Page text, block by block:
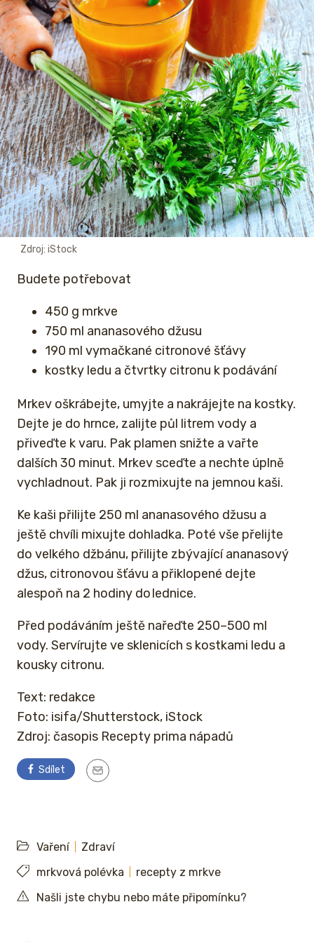
Zdroj: iStock
Budete potřebovat
450 g mrkve
750 ml ananasového džusu
190 ml vymačkané citronové šťávy
kostky ledu a čtvrtky citronu k podávání
Mrkev oškrábejte, umyjte a nakrájejte na kostky.
Dejte je do hrnce, zalijte půl litrem vody a
přiveďte k varu. Pak plamen snižte a vařte
dalších 30 minut. Mrkev sceďte a nechte úplně
vychladnout. Pak ji rozmixujte na jemnou kaši.
Ke kaši přilijte 250 ml ananasového džusu a
ještě chvíli mixujte dohladka. Poté vše přelijte
do velkého džbánu, přilijte zbývající ananasový
džus, citronovou šťávu a přiklopené dejte
alespoň na 2 hodiny do lednice.
Před podáváním ještě nařeďte 250–500 ml
vody. Servírujte ve sklenicích s kostkami ledu a
kousky citronu.
Text: redakce
Foto: isifa/Shutterstock, iStock
Zdroj: časopis Recepty prima nápadů
Sdílet
Vaření
Zdraví
mrkvová polévka
recepty z mrkve
Našli jste chybu nebo máte připomínku?